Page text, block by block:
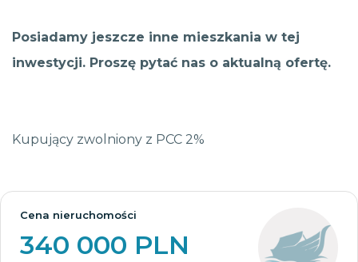
Posiadamy jeszcze inne mieszkania w tej
inwestycji. Proszę pytać nas o aktualną ofertę.
Kupujący zwolniony z PCC 2%
Cena nieruchomości
340 000 PLN